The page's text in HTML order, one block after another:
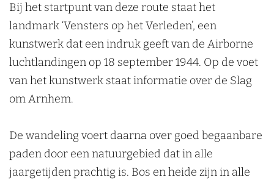
Bij het startpunt van deze route staat het
landmark ‘Vensters op het Verleden’, een
kunstwerk dat een indruk geeft van de Airborne
luchtlandingen op 18 september 1944. Op de voet
van het kunstwerk staat informatie over de Slag
om Arnhem.
De wandeling voert daarna over goed begaanbare
paden door een natuurgebied dat in alle
jaargetijden prachtig is. Bos en heide zijn in alle